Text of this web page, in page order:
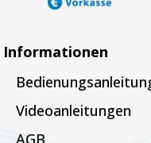
Informationen
Videoanleitungen
AGB